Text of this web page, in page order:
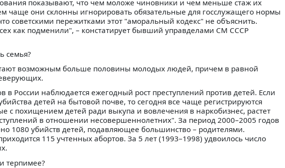
показывают, что чем моложе чиновники и чем меньше стаж их
чаще они склонны игнорировать обязательные для госслужащего нормы
советскими пережитками этот "аморальный кодекс" не объяснить.
как подменили", – констатирует бывший управделами СМ СССР
семья?
возможным больше половины молодых людей, причем в равной
в России наблюдается ежегодный рост преступлений против детей. Если
детей на бытовой почве, то сегодня все чаще регистрируются
с похищением детей ради выкупа и вовлечения в наркобизнес, растет
в отношении несовершеннолетних". За период 2000–2005 годов
1080 убийств детей, подавляющее большинство – родителями.
115 учтенных абортов. За 5 лет (1993–1998) удвоилось число
терпимее?